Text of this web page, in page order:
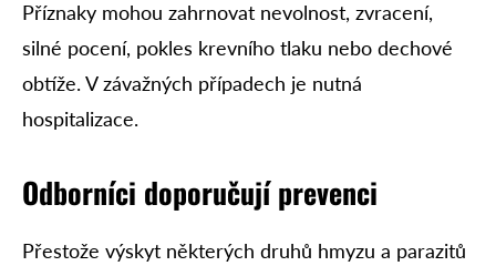
Příznaky mohou zahrnovat nevolnost, zvracení,
silné pocení, pokles krevního tlaku nebo dechové
obtíže. V závažných případech je nutná
hospitalizace.
Odborníci doporučují prevenci
Přestože výskyt některých druhů hmyzu a parazitů